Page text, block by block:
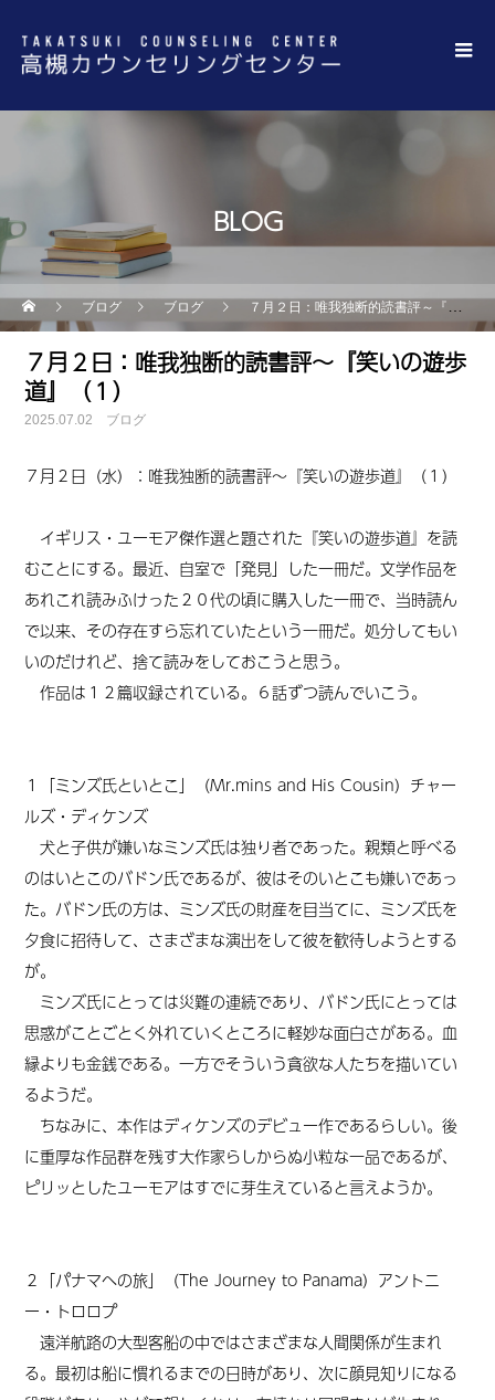
BLOG
ブログ ブログ ７月２日：唯我独断的読書評～『笑いの遊歩道』（１）
７月２日：唯我独断的読書評～『笑いの遊歩
道』（１）
2025.07.02 ブログ
７月２日 （水）：唯我独断的読書評～『笑いの遊歩道』 （１）
イギリス・ユーモア傑作選と題された『笑いの遊歩道』を読
むことにする。最近、自室で「発見」した一冊だ。文学作品を
あれこれ読みふけった２０代の頃に購入した一冊で、当時読ん
で以来、その存在すら忘れていたという一冊だ。処分してもい
いのだけれど、捨て読みをしておこうと思う。
作品は１２篇収録されている。６話ずつ読んでいこう。
１「ミンズ氏といとこ」（Mr.mins and His Cousin）チャー
ルズ・ディケンズ
犬と子供が嫌いなミンズ氏は独り者であった。親類と呼べる
のはいとこのバドン氏であるが、彼はそのいとこも嫌いであっ
た。バドン氏の方は、ミンズ氏の財産を目当てに、ミンズ氏を
夕食に招待して、さまざまな演出をして彼を歓待しようとする
が。
ミンズ氏にとっては災難の連続であり、バドン氏にとっては
思惑がことごとく外れていくところに軽妙な面白さがある。血
縁よりも金銭である。一方でそういう貪欲な人たちを描いてい
るようだ。
ちなみに、本作はディケンズのデビュー作であるらしい。後
に重厚な作品群を残す大作家らしからぬ小粒な一品であるが、
ピリッとしたユーモアはすでに芽生えていると言えようか。
２「パナマへの旅」（The Journey to Panama）アントニ
ー・トロロプ
遠洋航路の大型客船の中ではさまざまな人間関係が生まれ
る。最初は船に慣れるまでの日時があり、次に顔見知りになる